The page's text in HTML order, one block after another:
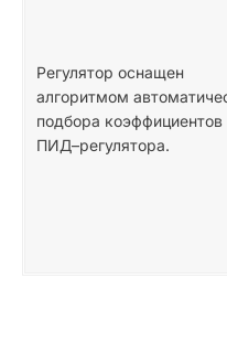
Регулятор оснащен
алгоритмом
подбора коэффициентов
ПИД–регулятора.